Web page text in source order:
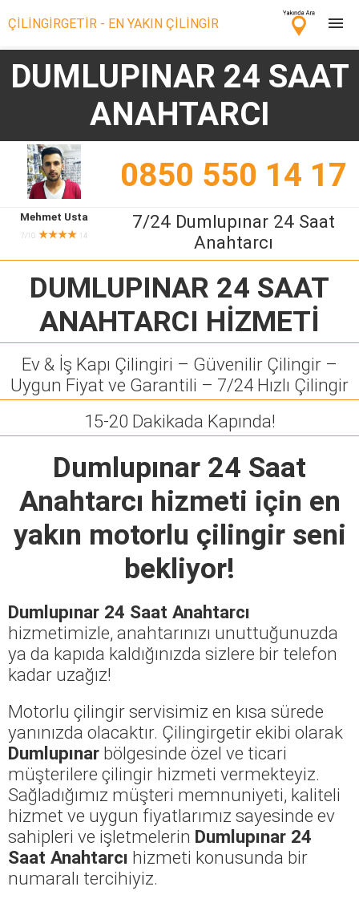
ÇİLİNGİRGETİR - EN YAKIN ÇİLİNGİR
Çilingir Ara
Çilingir misin? Bize Katıl!
DUMLUPINAR 24 SAAT
ANAHTARCI
0850 550 14 17
Mehmet Usta
7/10 ★★★★ 14
7/24 Dumlupınar 24 Saat
Anahtarcı
DUMLUPINAR 24 SAAT
ANAHTARCI HİZMETİ
Ev & İş Kapı Çilingiri – Güvenilir Çilingir –
Uygun Fiyat ve Garantili – 7/24 Hızlı Çilingir
15-20 Dakikada Kapında!
Dumlupınar 24 Saat
Anahtarcı hizmeti için en
yakın motorlu çilingir seni
bekliyor!
Dumlupınar 24 Saat Anahtarcı
hizmetimizle, anahtarınızı unuttuğunuzda
ya da kapıda kaldığınızda sizlere bir telefon
kadar uzağız!
Motorlu çilingir servisimiz en kısa sürede
yanınızda olacaktır. Çilingirgetir ekibi olarak
Dumlupınar bölgesinde özel ve ticari
müşterilere çilingir hizmeti vermekteyiz.
Sağladığımız müşteri memnuniyeti, kaliteli
hizmet ve uygun fiyatlarımız sayesinde ev
sahipleri ve işletmelerin Dumlupınar 24
Saat Anahtarcı hizmeti konusunda bir
numaralı tercihiyiz.